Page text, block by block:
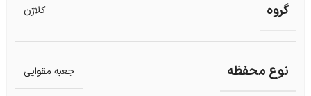
گروه کلاژن
نوع محفظه جعبه مقوایی